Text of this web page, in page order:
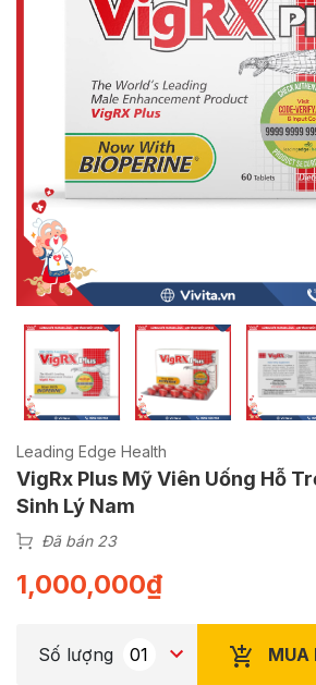
Leading Edge Health
VigRx Plus Mỹ Viên Uống Hỗ
Sinh Lý Nam
Đã bán 23
1,000,000₫
Số lượng MUA